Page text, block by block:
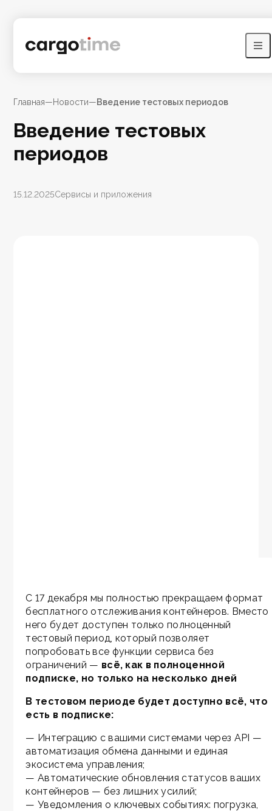
Главная—Новости—Введение тестовых периодов
Введение тестовых
периодов
15.12.2025Сервисы и приложения
С 17 декабря мы полностью прекращаем формат
бесплатного отслеживания контейнеров. Вместо
него будет доступен только полноценный
тестовый период, который позволяет
попробовать все функции сервиса без
ограничений — всё, как в полноценной
подписке, но только на несколько дней
В тестовом периоде будет доступно всё, что
есть в подписке:
— Интеграцию с вашими системами через API —
автоматизация обмена данными и единая
экосистема управления;
— Автоматические обновления статусов ваших
контейнеров — без лишних усилий;
— Уведомления о ключевых событиях: погрузка,